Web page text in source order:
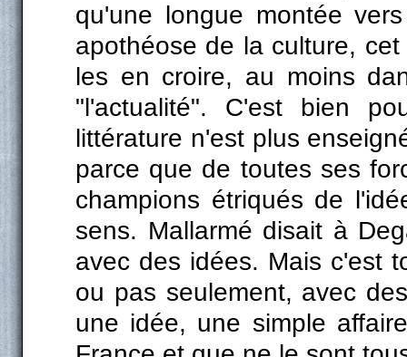
qu'une longue montée
apothéose de la culture,
les en croire, au moins
"l'actualité". C'est bien
littérature n'est plus
parce que de toutes ses
champions étriqués de
sens. Mallarmé disait à
avec des idées. Mais c'est
ou pas seulement, avec
une idée, une simple